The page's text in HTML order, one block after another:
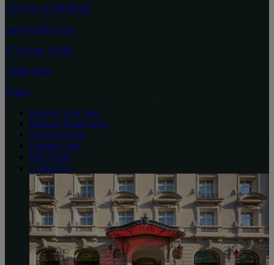
+33 (0)1-42-99-88-00
paris@raffles.com
37 avenue Hoche
75008 Paris
France
Reserve Your Stay
Manage Reservation
Get Directions
Explore Paris
Gift Cards
Contact Us